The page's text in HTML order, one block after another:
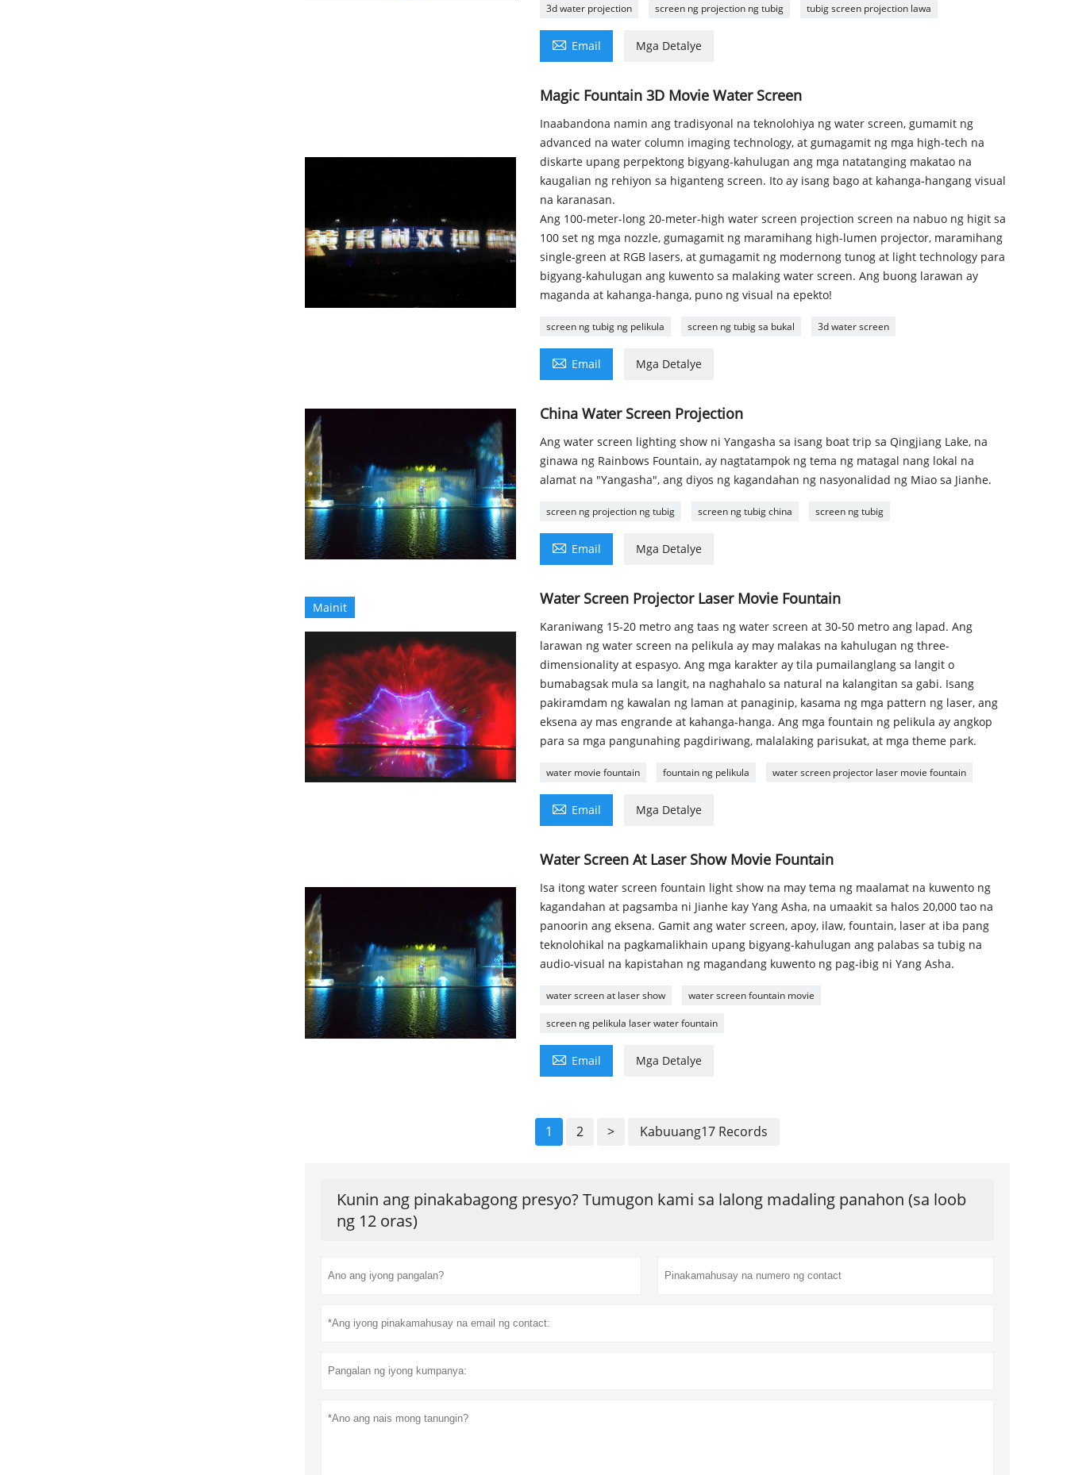
3d water projection screen ng projection ng tubig tubig screen projection lawa
 Email Mga Detalye
Magic Fountain 3D Movie Water Screen
Inaabandona namin ang tradisyonal na teknolohiya ng water screen, gumamit ng
advanced na water column imaging technology, at gumagamit ng mga high-tech na
diskarte upang perpektong bigyang-kahulugan ang mga natatanging makatao na
kaugalian ng rehiyon sa higanteng screen. Ito ay isang bago at kahanga-hangang visual
na karanasan.
Ang 100-meter-long 20-meter-high water screen projection screen na nabuo ng higit sa
100 set ng mga nozzle, gumagamit ng maramihang high-lumen projector, maramihang
single-green at RGB lasers, at gumagamit ng modernong tunog at light technology para
bigyang-kahulugan ang kuwento sa malaking water screen. Ang buong larawan ay
maganda at kahanga-hanga, puno ng visual na epekto!
screen ng tubig ng pelikula screen ng tubig sa bukal 3d water screen
 Email Mga Detalye
China Water Screen Projection
Ang water screen lighting show ni Yangasha sa isang boat trip sa Qingjiang Lake, na
ginawa ng Rainbows Fountain, ay nagtatampok ng tema ng matagal nang lokal na
alamat na "Yangasha", ang diyos ng kagandahan ng nasyonalidad ng Miao sa Jianhe.
screen ng projection ng tubig screen ng tubig china screen ng tubig
 Email Mga Detalye
Mainit Water Screen Projector Laser Movie Fountain
Karaniwang 15-20 metro ang taas ng water screen at 30-50 metro ang lapad. Ang
larawan ng water screen na pelikula ay may malakas na kahulugan ng three-
dimensionality at espasyo. Ang mga karakter ay tila pumailanglang sa langit o
bumabagsak mula sa langit, na naghahalo sa natural na kalangitan sa gabi. Isang
pakiramdam ng kawalan ng laman at panaginip, kasama ng mga pattern ng laser, ang
eksena ay mas engrande at kahanga-hanga. Ang mga fountain ng pelikula ay angkop
para sa mga pangunahing pagdiriwang, malalaking parisukat, at mga theme park.
water movie fountain fountain ng pelikula water screen projector laser movie fountain
 Email Mga Detalye
Water Screen At Laser Show Movie Fountain
Isa itong water screen fountain light show na may tema ng maalamat na kuwento ng
kagandahan at pagsamba ni Jianhe kay Yang Asha, na umaakit sa halos 20,000 tao na
panoorin ang eksena. Gamit ang water screen, apoy, ilaw, fountain, laser at iba pang
teknolohikal na pagkamalikhain upang bigyang-kahulugan ang palabas sa tubig na
audio-visual na kapistahan ng magandang kuwento ng pag-ibig ni Yang Asha.
water screen at laser show water screen fountain movie
screen ng pelikula laser water fountain
 Email Mga Detalye
1 2 > Kabuuang17 Records
Kunin ang pinakabagong presyo? Tumugon kami sa lalong madaling panahon (sa loob
ng 12 oras)